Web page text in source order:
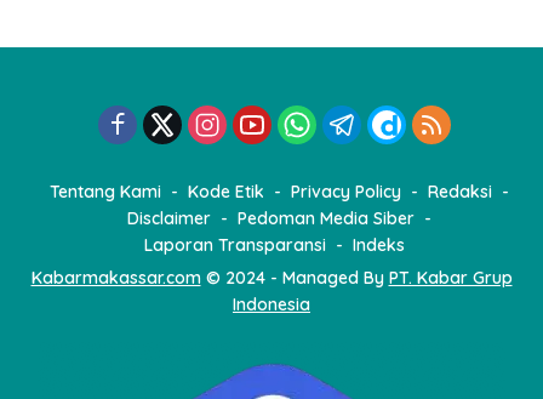
Tentang Kami Kode Etik Privacy Policy
Redaksi
Disclaimer
Pedoman Media Siber
Laporan Transparansi
Indeks
Kabarmakassar.com© 2024 - Managed By PT. Kabar Grup
Indonesia